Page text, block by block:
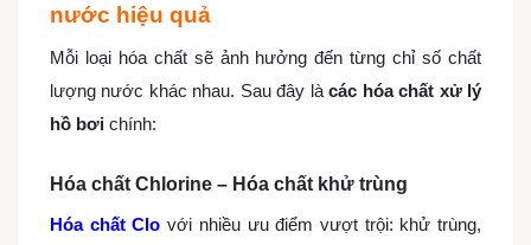
nước hiệu quả
Mỗi loại hóa chất sẽ ảnh hưởng đến từng chỉ số chất
lượng nước khác nhau. Sau đây làcác hóa chất xử lý
hồ bơi chính:
Hóa chất Chlorine – Hóa chất khử trùng
Hóa chất Clo với nhiều ưu điểm vượt trội: khử trùng,